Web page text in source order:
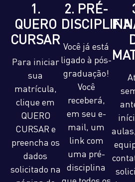
1.
QUERO
CURSAR
Para iniciar
sua
matrícula,
clique em
QUERO
CURSAR e
preencha os
dados
solicitado na
2. PRÉ-
DISCIPLINA
Você já está
ligado à pós-
graduação!
Você
receberá,
em seu e-
mail, um
link com
uma pré-
disciplina